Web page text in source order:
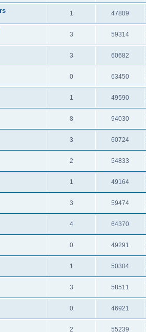
1 47809
3 59314
3 60682
0 63450
1 49590
8 94030
3 60724
2 54833
1 49164
3 59474
4 64370
0 49291
1 50304
3 58511
0 46921
2 55239